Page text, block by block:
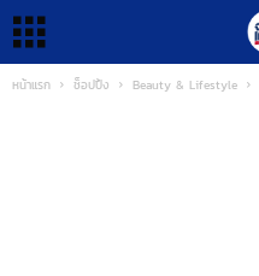
หน้าแรก ช็อปปิ้ง Beauty & Lifestyle